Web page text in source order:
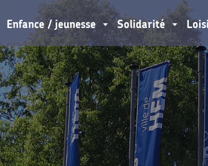
Enfance / jeunesse Solidarité